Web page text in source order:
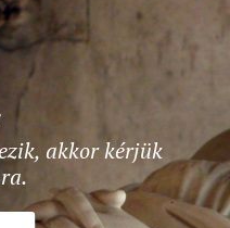
akkor kérjük